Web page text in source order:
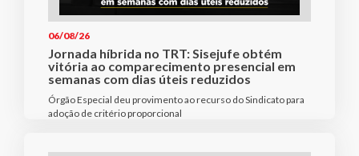
06/08/26
Jornada híbrida no TRT: Sisejufe obtém
vitória ao comparecimento presencial em
semanas com dias úteis reduzidos
Órgão Especial deu provimento ao recurso do Sindicato para
adoção de critério proporcional